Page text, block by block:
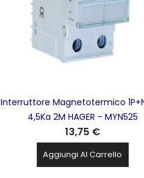
Interruttore Magnetotermico
4,5Ka 2M HAGER - MYN525
13,75 €
Aggiungi Al Carrello